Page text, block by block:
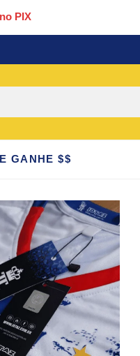
PIX
GANHE $$